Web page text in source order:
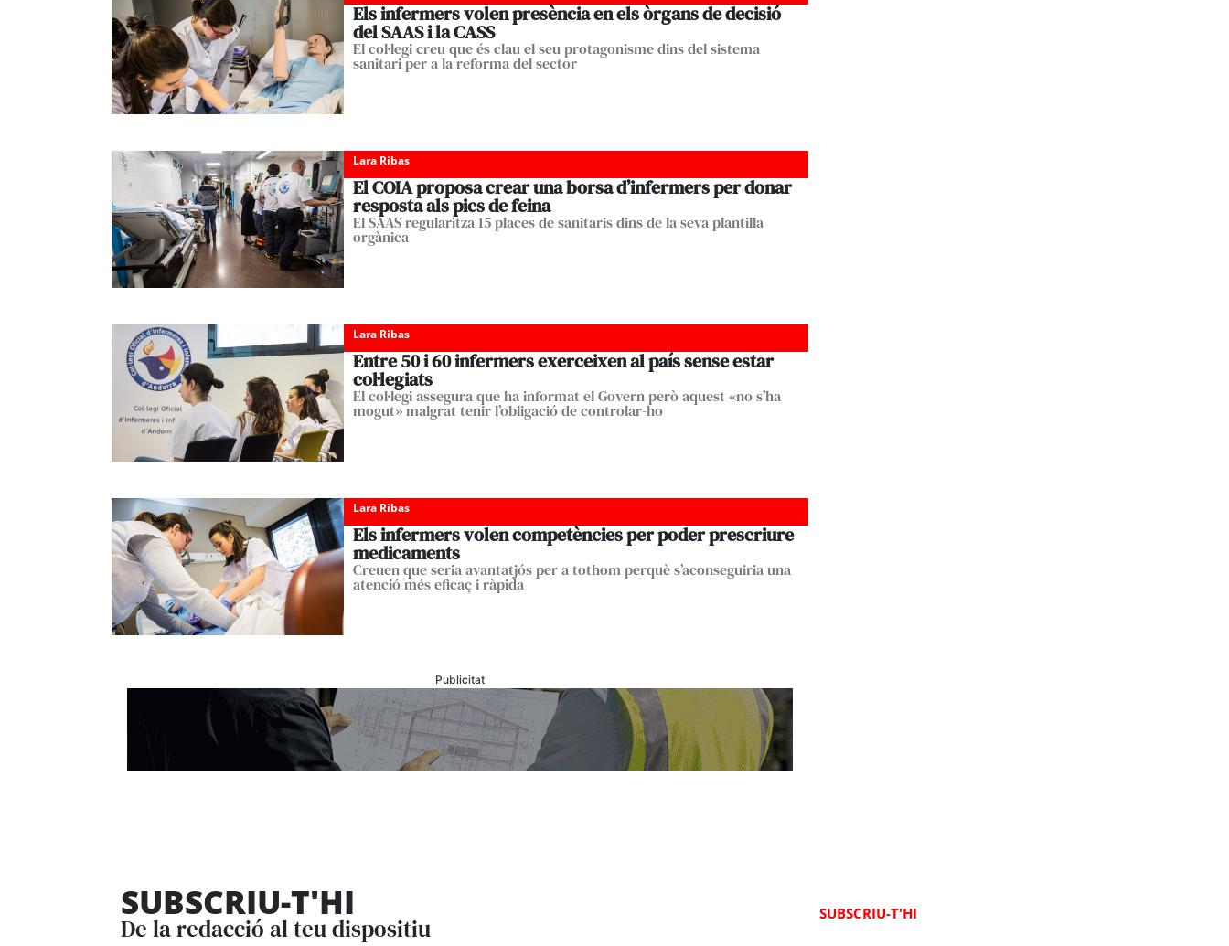
Els infermers volen presència en els òrgans de decisió
del SAAS i la CASS
El col·legi creu que és clau el seu protagonisme dins del sistema
sanitari per a la reforma del sector
Lara Ribas
El COIA proposa crear una borsa d’infermers per donar
resposta als pics de feina
El SAAS regularitza 15 places de sanitaris dins de la seva plantilla
orgànica
Lara Ribas
Entre 50 i 60 infermers exerceixen al país sense estar
col·legiats
El col·legi assegura que ha informat el Govern però aquest «no s’ha
mogut» malgrat tenir l’obligació de controlar-ho
Lara Ribas
Els infermers volen competències per poder prescriure
medicaments
Creuen que seria avantatjós per a tothom perquè s’aconseguiria una
atenció més eficaç i ràpida
Publicitat
SUBSCRIU-T'HI
De la redacció al teu dispositiu
SUBSCRIU-T'HI